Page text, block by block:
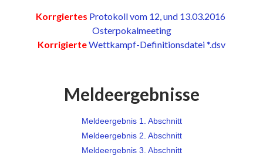
Korrgiertes Protokoll vom 12, und 13.03.2016
Osterpokalmeeting
KorrigierteWettkampf-Definitionsdatei *.dsv
Meldeergebnisse
Meldeergebnis 1. Abschnitt
Meldeergebnis 2. Abschnitt
Meldeergebnis 3. Abschnitt